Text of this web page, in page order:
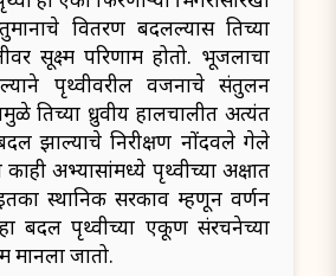
वितरण बदलल्यास तिच्या
सूक्ष्म परिणाम होतो. भूजलाचा
पृथ्वीवरील वजनाचे संतुलन
तिच्या ध्रुवीय हालचालीत अत्यंत
झाल्याचे निरीक्षण नोंदवले गेले
अभ्यासांमध्ये पृथ्वीच्या अक्षात
स्थानिक सरकाव म्हणून वर्णन
बदल पृथ्वीच्या एकूण संरचनेच्या
मानला जातो.